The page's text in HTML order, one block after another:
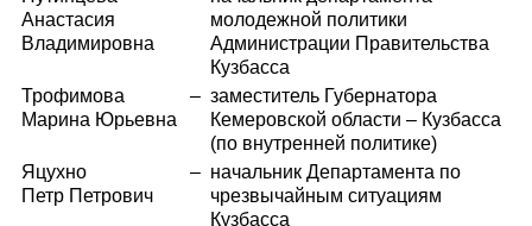
Анастасия
Владимировна
молодежной политики
Администрации Правительства
Кузбасса
Трофимова
Марина Юрьевна
– заместитель Губернатора
Кемеровской области – Кузбасса
(по внутренней политике)
Яцухно
Петр Петрович
– начальник Департамента по
чрезвычайным ситуациям
Кузбасса